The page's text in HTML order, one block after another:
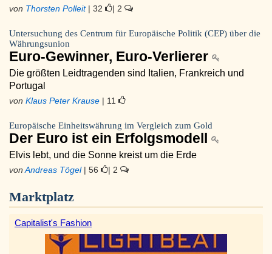
von Thorsten Polleit| 32 | 2
Untersuchung des Centrum für Europäische Politik (CEP) über die
Währungsunion
Euro-Gewinner, Euro-Verlierer
Die größten Leidtragenden sind Italien, Frankreich und
Portugal
von Klaus Peter Krause | 11
Europäische Einheitswährung im Vergleich zum Gold
Der Euro ist ein Erfolgsmodell
Elvis lebt, und die Sonne kreist um die Erde
von Andreas Tögel| 56 | 2
Marktplatz
Capitalist's Fashion